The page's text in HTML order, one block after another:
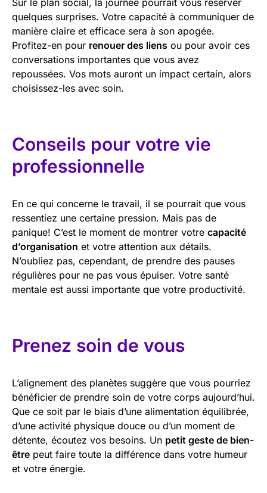
Sur le plan social, la journée pourrait vous réserver
quelques surprises. Votre capacité à communiquer de
manière claire et efficace sera à son apogée.
Profitez-en pour renouer des liens ou pour avoir ces
conversations importantes que vous avez
repoussées. Vos mots auront un impact certain, alors
choisissez-les avec soin.
Conseils pour votre vie
professionnelle
En ce qui concerne le travail, il se pourrait que vous
ressentiez une certaine pression. Mais pas de
panique! C’est le moment de montrer votre capacité
d’organisation et votre attention aux détails.
N’oubliez pas, cependant, de prendre des pauses
régulières pour ne pas vous épuiser. Votre santé
mentale est aussi importante que votre productivité.
Prenez soin de vous
L’alignement des planètes suggère que vous pourriez
bénéficier de prendre soin de votre corps aujourd’hui.
Que ce soit par le biais d’une alimentation équilibrée,
d’une activité physique douce ou d’un moment de
détente, écoutez vos besoins. Un petit geste de bien-
être peut faire toute la différence dans votre humeur
et votre énergie.